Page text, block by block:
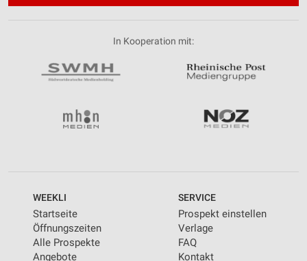
In Kooperation mit:
WEEKLI
Startseite
Öffnungszeiten
Alle Prospekte
Angebote
SERVICE
Prospekt einstellen
Verlage
FAQ
Kontakt